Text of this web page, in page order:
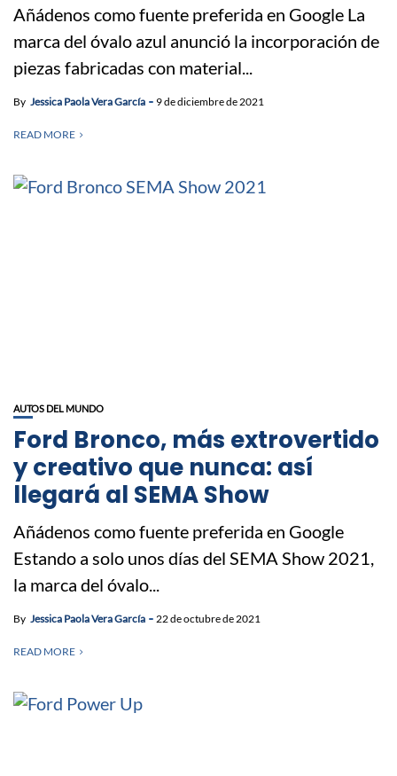
Añádenos como fuente preferida en Google La
marca del óvalo azul anunció la incorporación de
piezas fabricadas con material...
By Jessica Paola Vera García 9 de diciembre de 2021
READ MORE
AUTOS DEL MUNDO
Ford Bronco, más extrovertido
y creativo que nunca: así
llegará al SEMA Show
Añádenos como fuente preferida en Google
Estando a solo unos días del SEMA Show 2021,
la marca del óvalo...
By Jessica Paola Vera García 22 de octubre de 2021
READ MORE